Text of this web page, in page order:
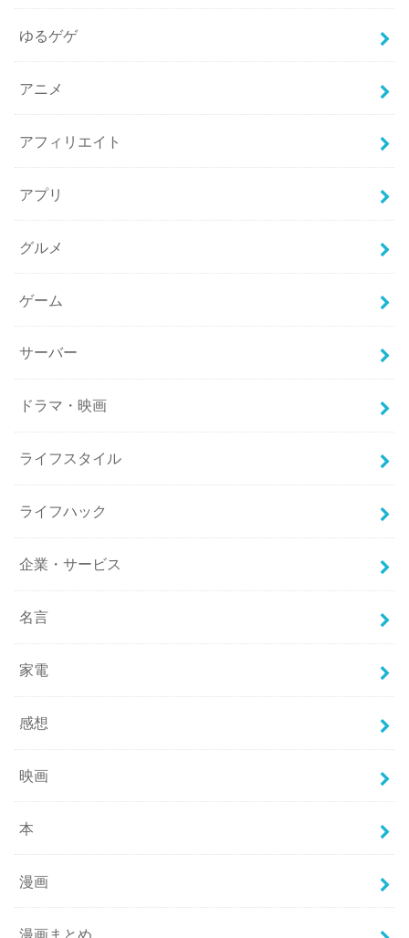
ゆるゲゲ
アニメ
アフィリエイト
アプリ
グルメ
ゲーム
サーバー
ドラマ・映画
ライフスタイル
ライフハック
企業・サービス
名言
家電
感想
映画
本
漫画
漫画まとめ